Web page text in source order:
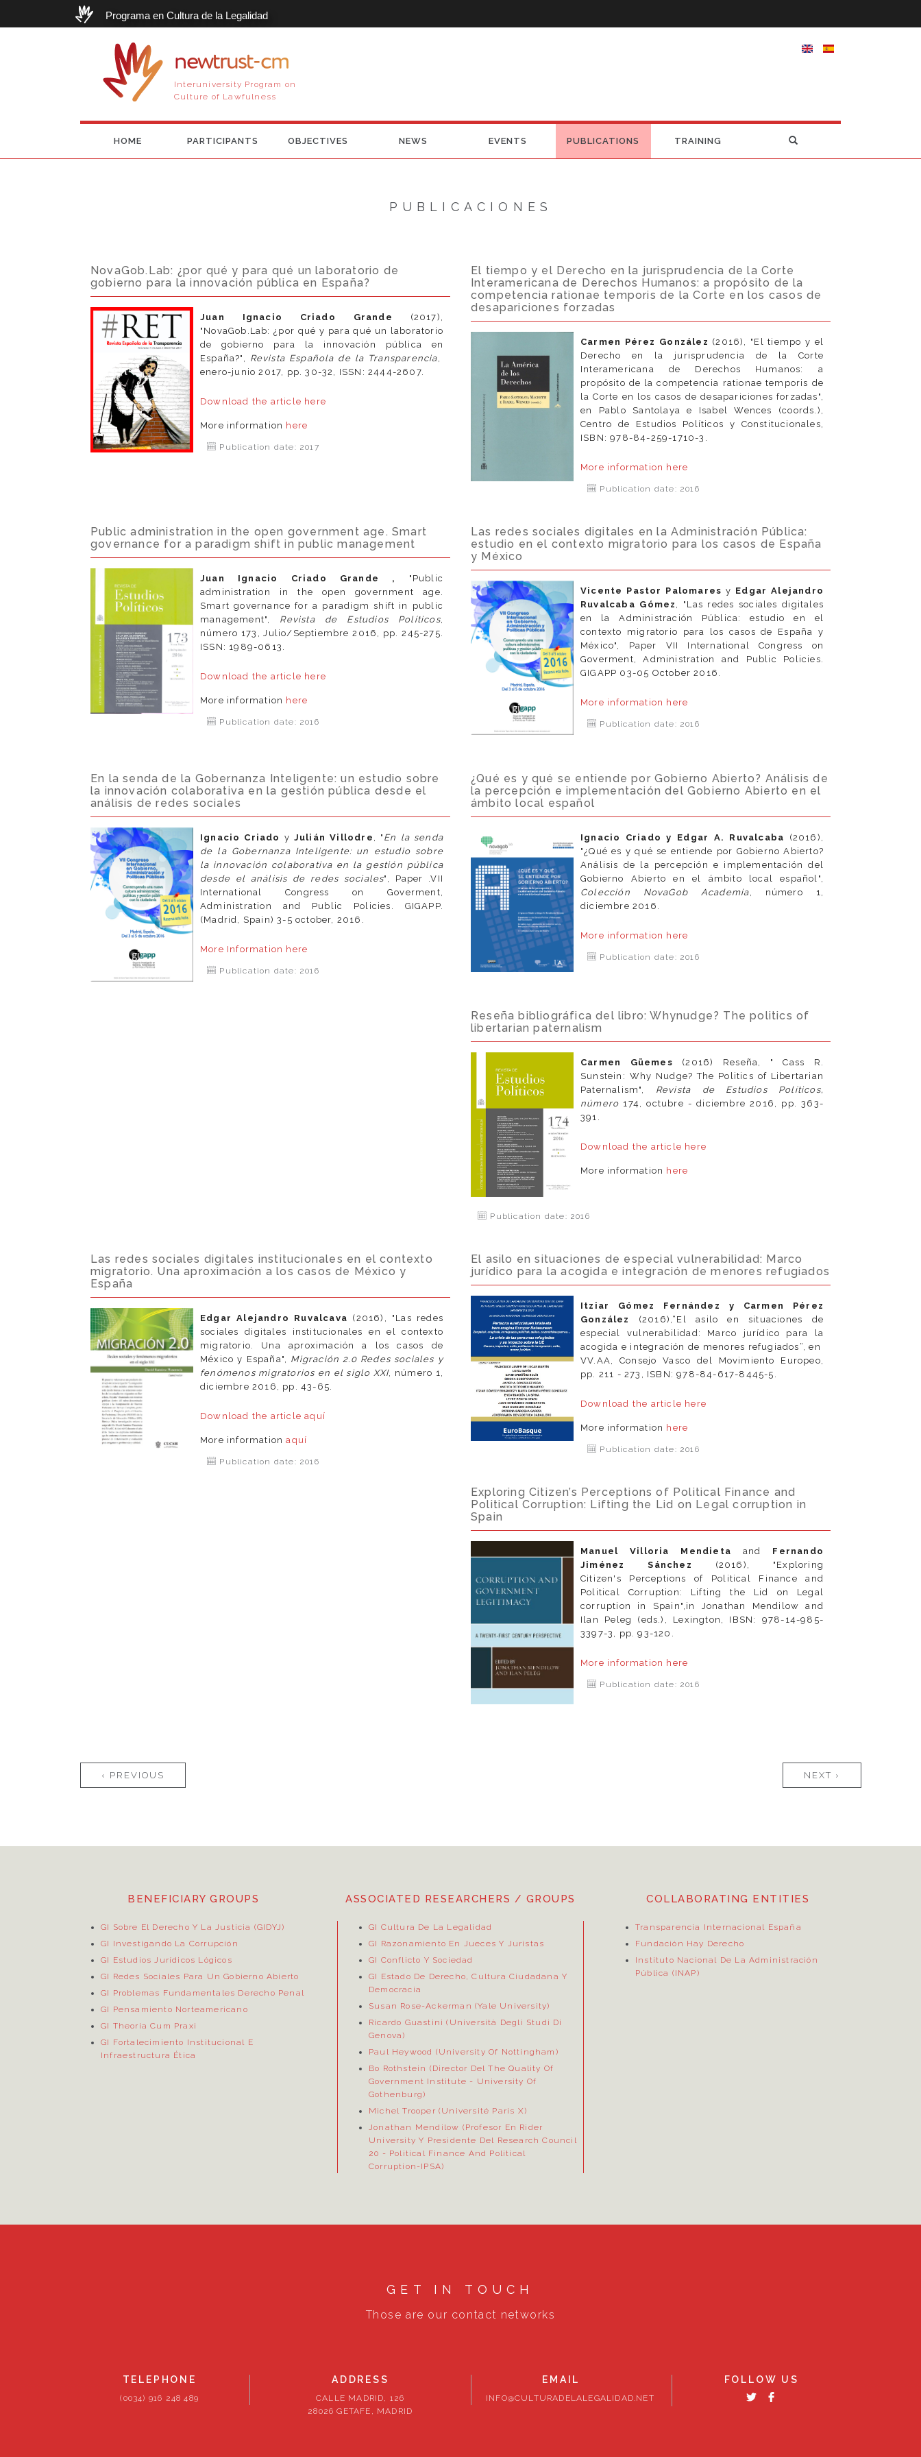
Programa en Cultura de la Legalidad
newtrust-cm
Interuniversity Program on
Culture of Lawfulness
HOME PARTICIPANTS OBJECTIVES NEWS EVENTS PUBLICATIONS TRAINING
PUBLICACIONES
NovaGob.Lab: ¿por qué y para qué un laboratorio de
gobierno para la innovación pública en España?
Juan Ignacio Criado Grande (2017),
"NovaGob.Lab: ¿por qué y para qué un laboratorio
de gobierno para la innovación pública en
España?", Revista Española de la Transparencia
enero-junio 2017, pp. 30-32, ISSN: 2444-2607.
Download the article here
More information here
Publication date: 2017
El tiempo y el Derecho en la jurisprudencia de la Corte
Interamericana de Derechos Humanos: a propósito de la
competencia rationae temporis de la Corte en los casos de
desapariciones forzadas
Carmen Pérez González (2016), "El tiempo y el
Derecho en la jurisprudencia de la Corte
Interamericana de Derechos Humanos: a
propósito de la competencia rationae temporis de
la Corte en los casos de desapariciones forzadas",
en Pablo Santolaya e Isabel Wences (coords.),
Centro de Estudios Políticos y Constitucionales,
ISBN: 978-84-259-1710-3.
More information here
Publication date: 2016
Public administration in the open government age. Smart
governance for a paradigm shift in public management
Juan Ignacio Criado Grande ,
"Public
administration in the open government age.
Smart governance for a paradigm shift in public
management", Revista de Estudios Políticos,
número 173, Julio/Septiembre 2016, pp. 245-275.
ISSN: 1989-0613.
Download the article here
More information here
Publication date: 2016
Las redes sociales digitales en la Administración Pública:
estudio en el contexto migratorio para los casos de España
y México
Vicente Pastor Palomaresy Edgar Alejandro
Ruvalcaba Gómez
, "Las redes sociales digitales
en la Administración Pública: estudio en el
contexto migratorio para los casos de España y
México", Paper VII International Congress on
Goverment, Administration and Public Policies.
GIGAPP 03-05 October 2016.
More information here
Publication date: 2016
En la senda de la Gobernanza Inteligente: un estudio sobre
la innovación colaborativa en la gestión pública desde el
análisis de redes sociales
Ignacio Criado y Julián Villodre , " En la senda
de la Gobernanza Inteligente: un estudio sobre
la innovación colaborativa en la gestión pública
desde el análisis de redes sociales", Paper .VII
International Congress on Goverment,
Administration and Public Policies. GIGAPP.
(Madrid, Spain) 3-5 october, 2016.
More Information here
Publication date: 2016
¿Qué es y qué se entiende por Gobierno Abierto? Análisis de
la percepción e implementación del Gobierno Abierto en el
ámbito local español
Ignacio Criado y Edgar A. Ruvalcaba (2016),
"¿Qué es y qué se entiende por Gobierno Abierto?
Análisis de la percepción e implementación del
Gobierno Abierto en el ámbito local español",
Colección NovaGob Academia , número 1,
diciembre 2016.
More information here
Publication date: 2016
Reseña bibliográfica del libro: Whynudge? The politics of
libertarian paternalism
Carmen Güemes (2016)
Reseña, " Cass R.
Sunstein: Why Nudge? The Politics of Libertarian
Paternalism", Revista de Estudios Políticos,
número 174, octubre - diciembre 2016, pp. 363-
391.
Download the article here
More information here
Publication date: 2016
Las redes sociales digitales institucionales en el contexto
migratorio. Una aproximación a los casos de México y
España
Edgar Alejandro Ruvalcava (2016), "Las redes
sociales digitales institucionales en el contexto
migratorio. Una aproximación a los casos de
México y España", Migración 2.0 Redes sociales y
fenómenos migratorios en el siglo XXI, número 1,
diciembre 2016, pp. 43-65.
Download the articleaquí
More informationaquí
Publication date: 2016
El asilo en situaciones de especial vulnerabilidad: Marco
jurídico para la acogida e integración de menores refugiados
Itziar Gómez Fernández y Carmen Pérez
González (2016),“El asilo en situaciones de
especial vulnerabilidad: Marco jurídico para la
acogida e integración de menores refugiados”, en
VV.AA, Consejo Vasco del Movimiento Europeo,
pp. 211 - 273, ISBN: 978-84-617-8445-5.
Download the article here
More information here
Publication date: 2016
Exploring Citizen’s Perceptions of Political Finance and
Political Corruption: Lifting the Lid on Legal corruption in
Spain
Manuel Villoria Mendieta and Fernando
Jiménez Sánchez
(2016), "Exploring
Citizen's Perceptions of Political Finance and
Political Corruption: Lifting the Lid on Legal
corruption in Spain",in Jonathan Mendilow and
Ilan Peleg (eds.), Lexington, IBSN: 978-14-985-
3397-3, pp. 93-120.
More information here
Publication date: 2016
Pages
‹ PREVIOUS NEXT ›
BENEFICIARY GROUPS
GI Sobre El Derecho Y La Justicia (GIDYJ)
GI Investigando La Corrupción
GI Estudios Jurídicos Lógicos
GI Redes Sociales Para Un Gobierno Abierto
GI Problemas Fundamentales Derecho Penal
GI Pensamiento Norteamericano
GI Theoria Cum Praxi
GI Fortalecimiento Institucional E
Infraestructura Ética
ASSOCIATED RESEARCHERS / GROUPS
GI Cultura De La Legalidad
GI Razonamiento En Jueces Y Juristas
GI Conflicto Y Sociedad
GI Estado De Derecho, Cultura Ciudadana Y
Democracia
Susan Rose-Ackerman (Yale University)
Ricardo Guastini (Università Degli Studi Di
Genova)
Paul Heywood (University Of Nottingham)
Bo Rothstein (Director DelThe Quality Of
Government Institute - University Of
Gothenburg)
Michel Trooper (Université Paris X)
Jonathan Mendilow (Profesor En Rider
University Y Presidente Del Research Council
20 - Political Finance And Political
Corruption-IPSA)
COLLABORATING ENTITIES
Transparencia Internacional España
Fundación Hay Derecho
Instituto Nacional De La Administración
Pública (INAP)
GET IN TOUCH
Those are our contact networks
TELEPHONE
(0034) 916 248 489
ADDRESS
CALLE MADRID, 126
28026 GETAFE, MADRID
EMAIL
INFO@CULTURADELALEGALIDAD.NET
FOLLOW US